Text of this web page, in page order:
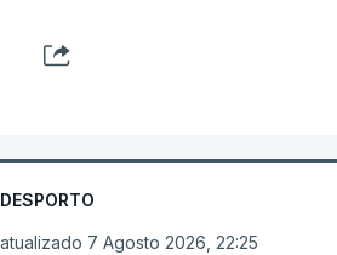
DESPORTO
atualizado 7 Agosto 2026, 22:25